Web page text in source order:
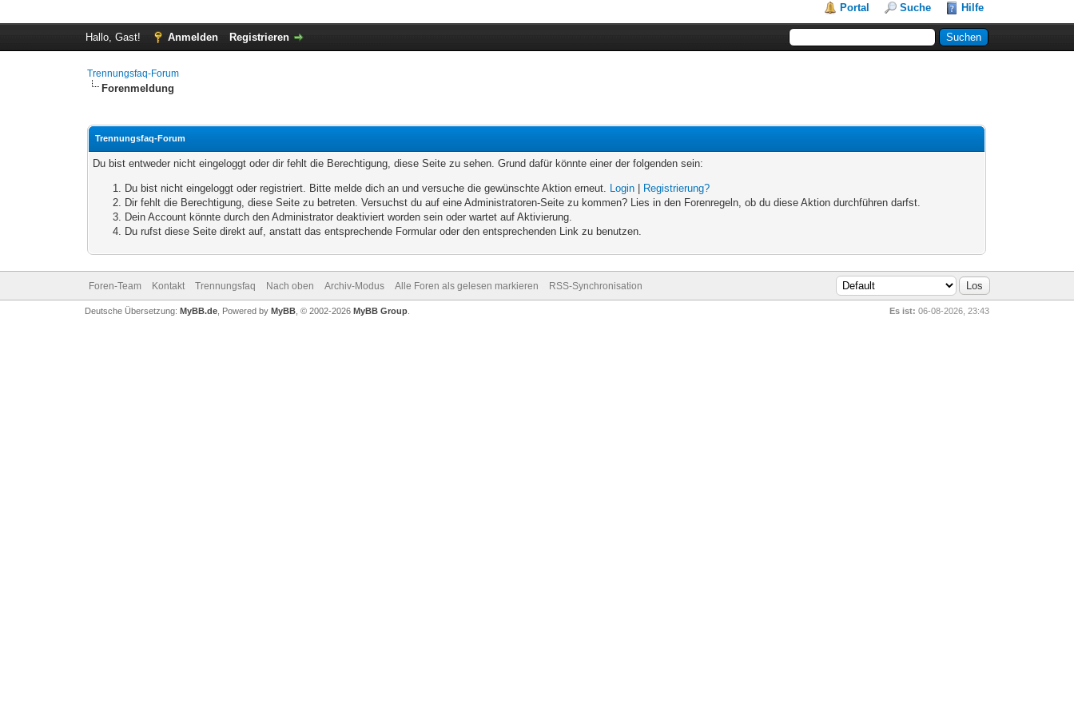
Portal Suche Hilfe
Hallo, Gast! Anmelden Registrieren
Trennungsfaq-Forum
Forenmeldung
Trennungsfaq-Forum
Du bist entweder nicht eingeloggt oder dir fehlt die Berechtigung, diese Seite zu sehen. Grund dafür könnte einer der folgenden sein:
Du bist nicht eingeloggt oder registriert. Bitte melde dich an und versuche die gewünschte Aktion erneut. Login
Registrierung?
Dir fehlt die Berechtigung, diese Seite zu betreten. Versuchst du auf eine Administratoren-Seite zu kommen? Lies in den Forenregeln, ob du diese Aktion durchführen darfst.
Dein Account könnte durch den Administrator deaktiviert worden sein oder wartet auf Aktivierung.
Du rufst diese Seite direkt auf, anstatt das entsprechende Formular oder den entsprechenden Link zu benutzen.
Foren-Team Kontakt Trennungsfaq Nach oben Archiv-Modus Alle Foren als gelesen markieren RSS-Synchronisation
Es ist: 06-08-2026, 23:43
Deutsche Übersetzung: MyBB.de, Powered by MyBB, © 2002-2026 MyBB Group.